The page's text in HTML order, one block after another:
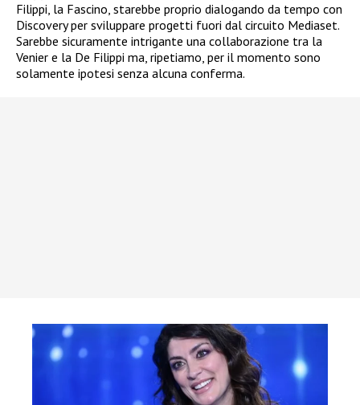
Filippi, la Fascino, starebbe proprio dialogando da tempo con
Discovery per sviluppare progetti fuori dal circuito Mediaset.
Sarebbe sicuramente intrigante una collaborazione tra la
Venier e la De Filippi ma, ripetiamo, per il momento sono
solamente ipotesi senza alcuna conferma.